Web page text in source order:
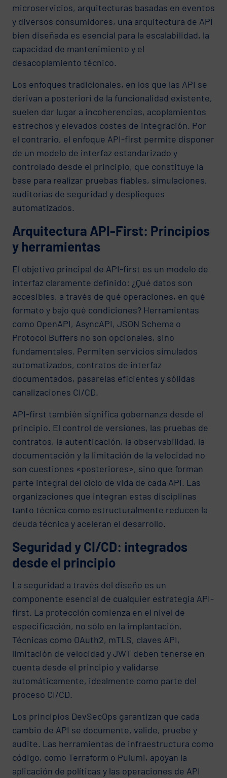
microservicios, arquitecturas basadas en eventos
y diversos consumidores, una arquitectura de API
bien diseñada es esencial para la escalabilidad, la
capacidad de mantenimiento y el
desacoplamiento técnico.
Los enfoques tradicionales, en los que las API se
derivan a posteriori de la funcionalidad existente,
suelen dar lugar a incoherencias, acoplamientos
estrechos y elevados costes de integración. Por
el contrario, el enfoque API-first permite disponer
de un modelo de interfaz estandarizado y
controlado desde el principio, que constituye la
base para realizar pruebas fiables, simulaciones,
auditorías de seguridad y despliegues
automatizados.
Arquitectura API-First: Principios
y herramientas
El objetivo principal de API-first es un modelo de
interfaz claramente definido: ¿Qué datos son
accesibles, a través de qué operaciones, en qué
formato y bajo qué condiciones? Herramientas
como OpenAPI, AsyncAPI, JSON Schema o
Protocol Buffers no son opcionales, sino
fundamentales. Permiten servicios simulados
automatizados, contratos de interfaz
documentados, pasarelas eficientes y sólidas
canalizaciones CI/CD.
API-first también significa gobernanza desde el
principio. El control de versiones, las pruebas de
contratos, la autenticación, la observabilidad, la
documentación y la limitación de la velocidad no
son cuestiones «posteriores», sino que forman
parte integral del ciclo de vida de cada API. Las
organizaciones que integran estas disciplinas
tanto técnica como estructuralmente reducen la
deuda técnica y aceleran el desarrollo.
Seguridad y CI/CD: integrados
desde el principio
La seguridad a través del diseño es un
componente esencial de cualquier estrategia API-
first. La protección comienza en el nivel de
especificación, no sólo en la implantación.
Técnicas como OAuth2, mTLS, claves API,
limitación de velocidad y JWT deben tenerse en
cuenta desde el principio y validarse
automáticamente, idealmente como parte del
proceso CI/CD.
Los principios DevSecOps garantizan que cada
cambio de API se documente, valide, pruebe y
audite. Las herramientas de infraestructura como
código, como Terraform o Pulumi, apoyan la
aplicación de políticas y las operaciones de API